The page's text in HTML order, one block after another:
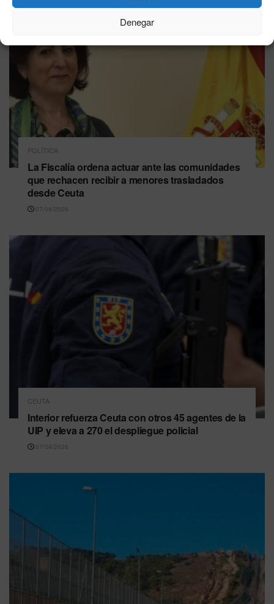
Denegar
POLÍTICA
La Fiscalía ordena actuar ante las comunidades
que rechacen recibir a menores trasladados
desde Ceuta
07/08/2026
CEUTA
Interior refuerza Ceuta con otros 45 agentes de la
UIP y eleva a 270 el despliegue policial
07/08/2026